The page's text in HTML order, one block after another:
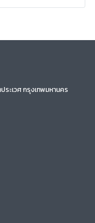
ระเวศ กรุงเทพมหานคร